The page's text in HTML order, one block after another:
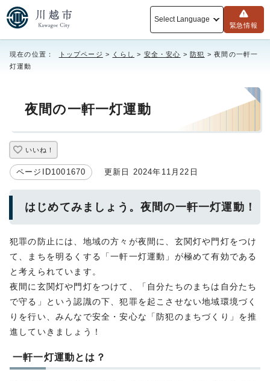
Select Language
緊急情報
現在の位置： トップページ > くらし > 安全・安心 >防犯 > 夜間の一軒一
灯運動
夜間の一軒一灯運動
いいね！
ページID1001670 更新日 2024年11月22日
はじめてみましょう。夜間の一軒一灯運動！
犯罪の防止には、地域の方々が夜間に、玄関灯や門灯をつけ
て、まちを明るくする「一軒一灯運動」が極めて有効である
と考えられています。
夜間に玄関灯や門灯をつけて、「自分たちのまちは自分たち
で守る」という認識の下、犯罪を起こさせない地域環境づく
りを行い、みんなで安全・安心な「防犯のまちづくり」を推
進していきましょう！
一軒一灯運動とは？